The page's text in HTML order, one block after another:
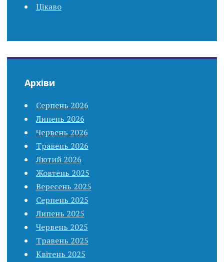
Цікаво
Архіви
Серпень 2026
Липень 2026
Червень 2026
Травень 2026
Лютий 2026
Жовтень 2025
Вересень 2025
Серпень 2025
Липень 2025
Червень 2025
Травень 2025
Квітень 2025